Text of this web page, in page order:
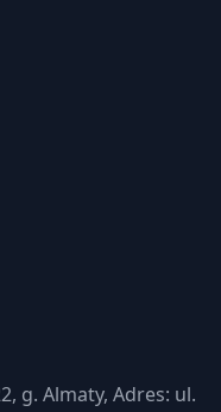
g. Almaty, Adres: ul.